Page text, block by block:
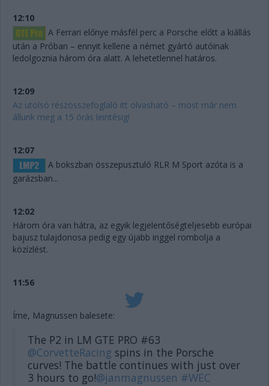
12:10
A Ferrari előnye másfél perc a Porsche előtt a kiállás
után a Próban – ennyit kellene a német gyártó autóinak
ledolgoznia három óra alatt. A lehetetlennel határos.
12:09
Az utolsó részösszefoglaló itt olvasható – most már nem
állunk meg a 15 órás leintésig!
12:07
A bokszban összepusztuló RLR M Sport azóta is a
garázsban...
12:02
Három óra van hátra, az egyik legjelentőségteljesebb európai
bajusz tulajdonosa pedig egy újabb inggel rombolja a
közízlést.
11:56
Íme, Magnussen balesete:
The P2 in LM GTE PRO #63
@CorvetteRacing spins in the Porsche
curves! The battle continues with just over
3 hours to go!@janmagnussen #WEC